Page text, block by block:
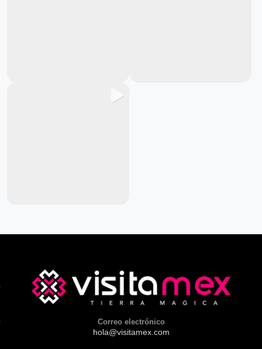
Correo electrónico
hola@visitamex.com